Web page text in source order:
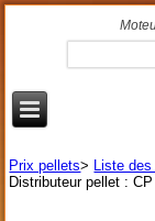
Prix pellets> Liste
Distributeur pellet :